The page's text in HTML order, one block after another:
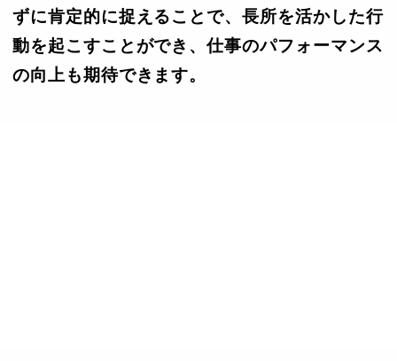
ずに肯定的に捉えることで、長所を活かした行
動を起こすことができ、仕事のパフォーマンス
の向上も期待できます。